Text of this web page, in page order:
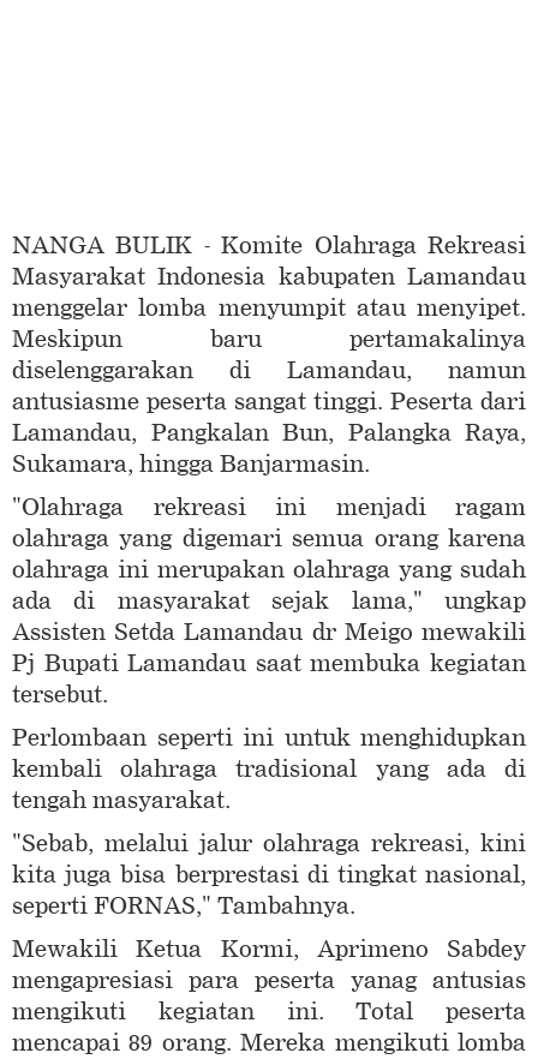
NANGA BULIK - Komite Olahraga Rekreasi
Masyarakat Indonesia kabupaten Lamandau
menggelar lomba menyumpit atau menyipet.
Meskipun baru pertamakalinya
diselenggarakan di Lamandau, namun
antusiasme peserta sangat tinggi. Peserta dari
Lamandau, Pangkalan Bun, Palangka Raya,
Sukamara, hingga Banjarmasin.
"Olahraga rekreasi ini menjadi ragam
olahraga yang digemari semua orang karena
olahraga ini merupakan olahraga yang sudah
ada di masyarakat sejak lama," ungkap
Assisten Setda Lamandau dr Meigo mewakili
Pj Bupati Lamandau saat membuka kegiatan
tersebut.
Perlombaan seperti ini untuk menghidupkan
kembali olahraga tradisional yang ada di
tengah masyarakat.
"Sebab, melalui jalur olahraga rekreasi, kini
kita juga bisa berprestasi di tingkat nasional,
seperti FORNAS," Tambahnya.
Mewakili Ketua Kormi, Aprimeno Sabdey
mengapresiasi para peserta yanag antusias
mengikuti kegiatan ini. Total peserta
mencapai 89 orang. Mereka mengikuti lomba